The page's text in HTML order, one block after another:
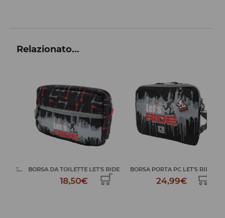
Relazionato...
BORSA DA TOILETTE LET'S RIDE
18,50€
BORSA PORTA PC LET'S RIDE
24,99€